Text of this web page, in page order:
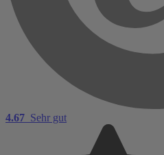
4.67 Sehr gut